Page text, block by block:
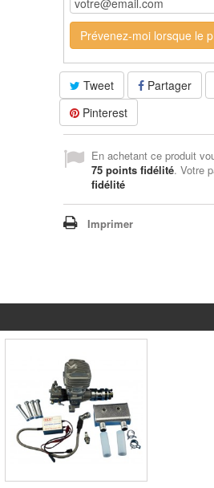
Prévenez-moi lorsque le
Tweet
Partager
Pinterest
En achetant ce produit
75 points fidélité. Votre
fidélité
Imprimer